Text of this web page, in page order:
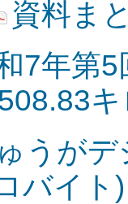
資料ま
7年第5
うがデ
バイト)